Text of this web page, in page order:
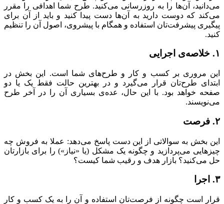
می‌دانید، آن‌ها را به روزرسانی می‌کنید. طرح شما اهدافی را مقرر
می‌کند که دوست دارید به آن‌ها دست پیدا کنید و باید از آن برای
پیگیری پیشرفت‌تان استفاده و همگام با پیشروی، اصول آن را تنظیم
کنید.
۱. خلاصه‌ی اجرایی
این مروری بر کسب و کار و طرح‌های شما است. این بخش در
ابتدای طرح‌تان قرار می‌گیرد و در بهترین حالت فقط یک یا دو
صفحه خواهد بود. با این حال، عده‌ی بسیاری آن را در آخر طرح
می‌نویسند.
۲. فرصت
این بخش به سوالاتی از این دست پاسخ می‌دهد: عملا به فروش چه
چیزهایی می‌پردازید و چگونه یک مشکل (یا «نیاز») را برای بازارتان
حل می‌کنید؟ بازار هدف و رقیب شما کیست؟
۳. اجرا
قرار است چگونه از فرصت‌تان استفاده و آن را به یک کسب و کار